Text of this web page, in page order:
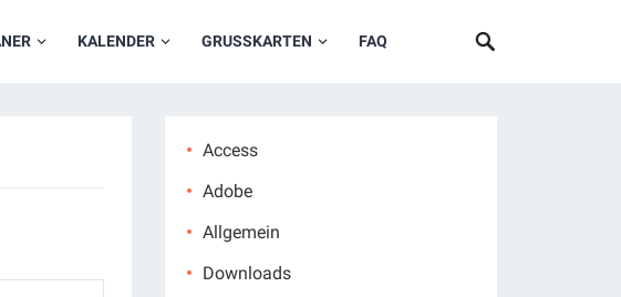
KALENDER GRUSSKARTEN FAQ
Access
Adobe
Allgemein
Downloads